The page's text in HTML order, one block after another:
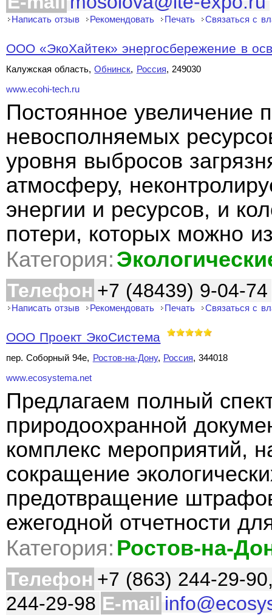
Написать отзыв Рекомендовать Печать Связаться с
ООО «ЭкоХайтек» энергосбережение в
Калужская область,Обнинск, Россия, 249030
www.ecohi-tech.ru
Постоянное увеличение
невосполняемых
уровня выбросов
атмосферу,
энергии и ресурсов, и
потери, которых можно
Категория:
Телефон +7 (48439) 9-04-74
Написать отзыв Рекомендовать Печать Связаться с
ООО Проект ЭкоСистема
пер. Соборный 94е, Ростов-на-Дону, Россия, 344018
www.ecosystema.net
Предлагаем полный
природоохранной
комплекс мероприятий,
сокращение
предотвращение
ежегодной отчетности
Категория: Ростов-на-
Телефон +7 (863) 244-29-
244-29-98 E-mail